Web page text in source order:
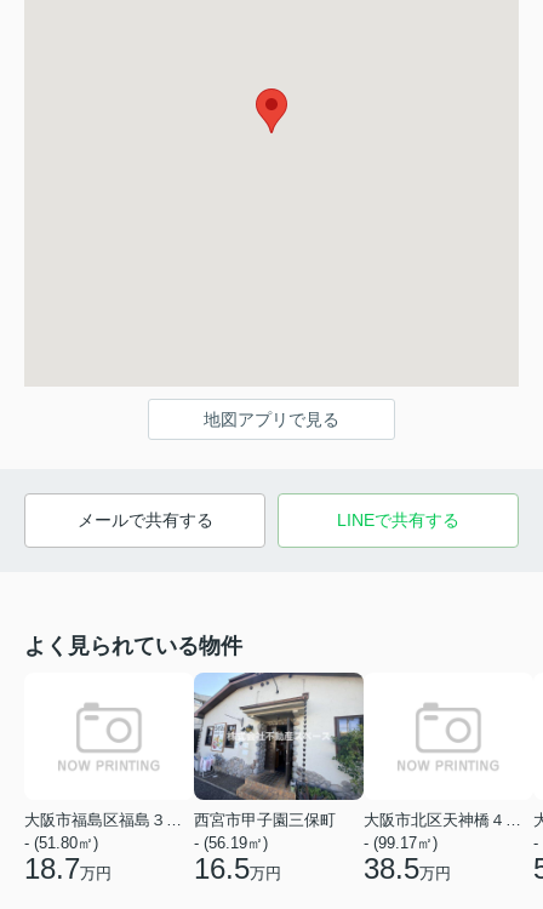
地図アプリで見る
メールで共有する LINEで共有する
よく見られている物件
- (51.80㎡)
18.7万円
西宮市甲子園三保町
- (56.19㎡)
16.5万円
- (99.17㎡)
38.5万円
-